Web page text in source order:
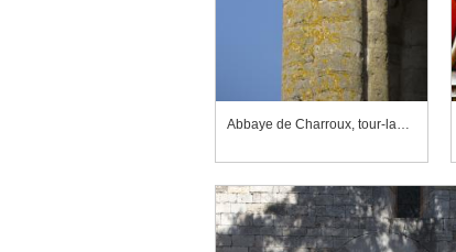
Abbaye de Charroux, tour-lanterne